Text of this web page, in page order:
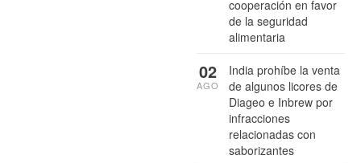
cooperación en favor
de la seguridad
alimentaria
India prohíbe la venta
de algunos licores de
Diageo e Inbrew por
infracciones
relacionadas con
saborizantes
02
AGO